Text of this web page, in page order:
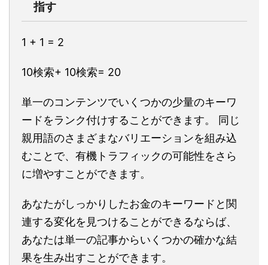
指す
1 + 1 = 2
10検索+ 10検索= 20
単一のコンテンツでいくつかの少量のキーワ
ードをランク付けすることができます。 同じ
親用語のさまざまなバリエーションを組み込
むことで、有機トラフィックの可能性をさら
に増やすことができます。
あなたがしっかりしたお金のキーワードと関
連する変化を見つけることができるならば、
あなたは単一の記事からいくつかの確かな結
果を生み出すことができます。